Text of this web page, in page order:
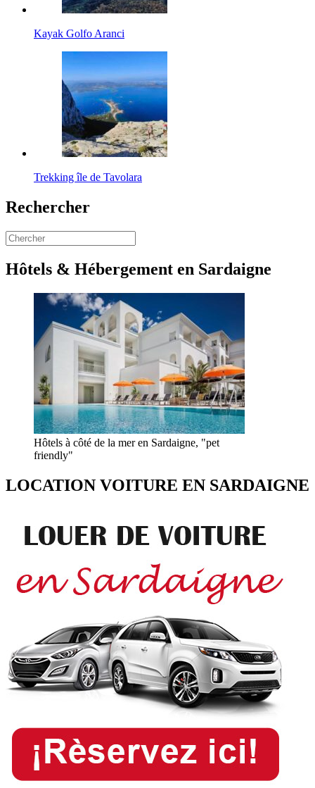
Kayak Golfo Aranci
Trekking île de Tavolara
Rechercher
Hôtels & Hébergement en Sardaigne
Hôtels à côté de la mer en Sardaigne, "pet
friendly"
LOCATION VOITURE EN SARDAIGNE